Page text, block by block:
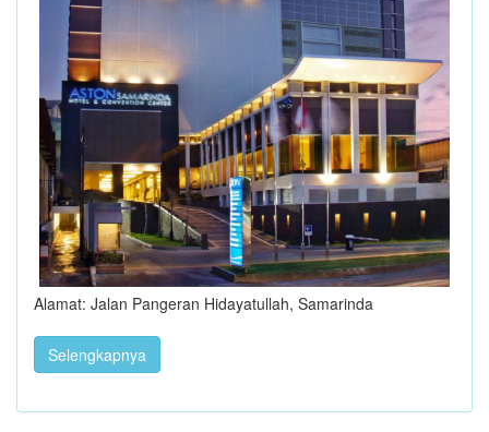
Alamat: Jalan Pangeran Hidayatullah, Samarinda
Selengkapnya